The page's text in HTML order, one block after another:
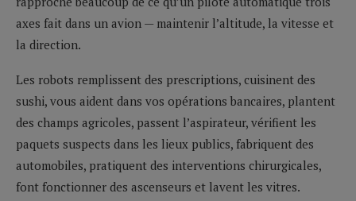
axes fait dans un avion — maintenir l’altitude, la vitesse et
la direction.
Les robots remplissent des prescriptions, cuisinent des
sushi, vous aident dans vos opérations bancaires, plantent
des champs agricoles, passent l’aspirateur, vérifient les
paquets suspects dans les lieux publics, fabriquent des
automobiles, pratiquent des interventions chirurgicales,
font fonctionner des ascenseurs et lavent les vitres.